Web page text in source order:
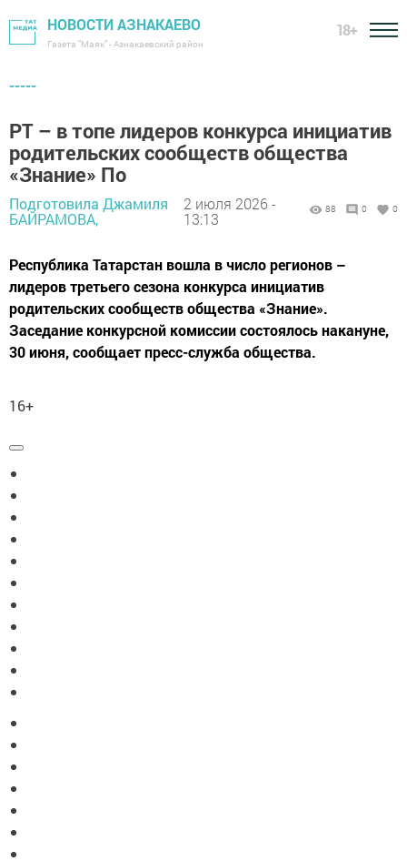
НОВОСТИ АЗНАКАЕВО
Газета "Маяк" - Азнакаевский район
18+
-----
РТ – в топе лидеров конкурса инициатив
родительских сообществ общества
«Знание» По
Подготовила Джамиля
БАЙРАМОВА,
2 июля 2026 -
13:13
88 0 0
Республика Татарстан вошла в число регионов –
лидеров третьего сезона конкурса инициатив
родительских сообществ общества «Знание».
Заседание конкурсной комиссии состоялось накануне,
30 июня, сообщает пресс-служба общества.
16+